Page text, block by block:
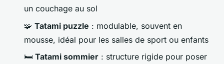
un couchage au sol
🧩 Tatami puzzle : modulable, souvent en
mousse, idéal pour les salles de sport ou enfants
🛏️ Tatami sommier : structure rigide pour poser